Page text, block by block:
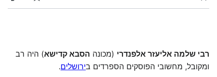
רבי שלמה אליעזר אלפנדרי (מכונה הסבא קדישא) היה רב
ומקובל, מחשובי הפוסקים הספרדים בירושלים.